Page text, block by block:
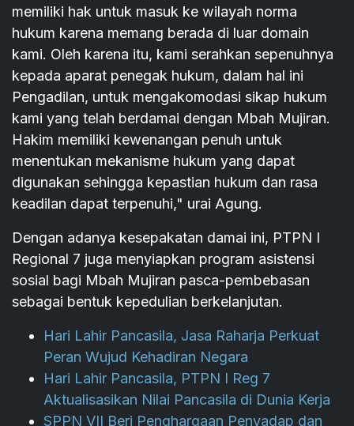
memiliki hak untuk masuk ke wilayah norma
hukum karena memang berada di luar domain
kami. Oleh karena itu, kami serahkan sepenuhnya
kepada aparat penegak hukum, dalam hal ini
Pengadilan, untuk mengakomodasi sikap hukum
kami yang telah berdamai dengan Mbah Mujiran.
Hakim memiliki kewenangan penuh untuk
menentukan mekanisme hukum yang dapat
digunakan sehingga kepastian hukum dan rasa
keadilan dapat terpenuhi," urai Agung.
Dengan adanya kesepakatan damai ini, PTPN I
Regional 7 juga menyiapkan program asistensi
sosial bagi Mbah Mujiran pasca-pembebasan
sebagai bentuk kepedulian berkelanjutan.
Hari Lahir Pancasila, Jasa Raharja Perkuat
Peran Wujud Kehadiran Negara
Hari Lahir Pancasila, PTPN I Reg 7
Aktualisasikan Nilai Pancasila di Dunia Kerja
SPPN VII Beri Penghargaan Penyadap dan